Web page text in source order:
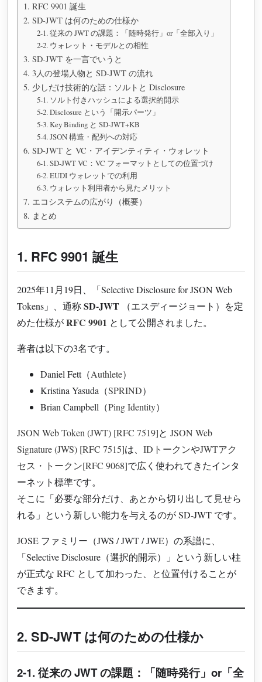
1. RFC 9901 誕生
2. SD-JWT は何のための仕様か
2-1. 従来の JWT の課題：「随時発行」or「全部入り」
2-2. ウォレット・モデルとの相性
3. SD-JWT を一言でいうと
4. 3人の登場人物と SD-JWT の流れ
5. 少しだけ技術的な話：ソルトと Disclosure
5-1. ソルト付きハッシュによる選択的開示
5-2. Disclosure という「開示パーツ」
5-3. Key Binding と SD-JWT+KB
5-4. JSON 構造・配列への対応
6. SD-JWT と VC・アイデンティティ・ウォレット
6-1. SD-JWT VC：VC フォーマットとしての位置づけ
6-2. EUDI ウォレットでの利用
6-3. ウォレット利用者から見たメリット
7. エコシステムの広がり（概要）
8. まとめ
1. RFC 9901 誕生
2025年11月19日、「Selective Disclosure for JSON Web
Tokens」、通称SD-JWT （エスディージョート）を定
めた仕様がRFC 9901 として公開されました。
著者は以下の3名です。
Daniel Fett（Authlete）
Kristina Yasuda（SPRIND）
Brian Campbell（Ping Identity）
JSON Web Token (JWT) [RFC 7519]と JSON Web
Signature (JWS) [RFC 7515]は、 IDトークンやJWTアク
セス・トークン[RFC 9068]で広く使われてきたインタ
ーネット標準です。
そこに「必要な部分だけ、あとから切り出して見せら
れる」という新しい能力を与えるのが SD-JWT です。
JOSE ファミリー（JWS / JWT / JWE）の系譜に、
「Selective Disclosure（選択的開示）」という新しい柱
が正式な RFC として加わった、と位置付けることが
できます。
2. SD-JWT は何のための仕様か
2-1. 従来の JWT の課題：「随時発行」or「全